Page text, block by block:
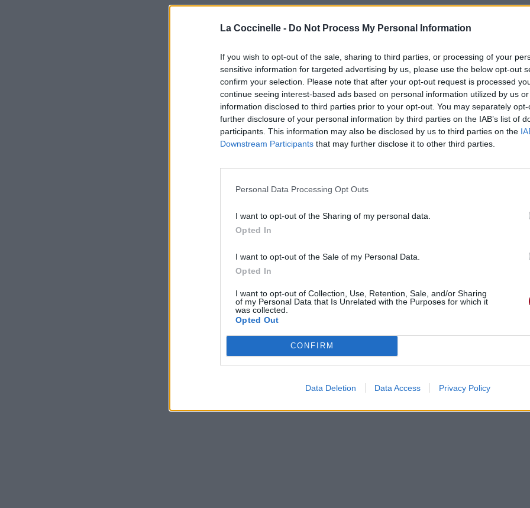
La Coccinelle - Do Not Process My Personal Information
If you wish to opt-out of the sale, sharing to third parties, or processing of your
sensitive information for targeted advertising by us, please use the below opt-out
confirm your selection. Please note that after your opt-out request is processed
continue seeing interest-based ads based on personal information utilized by us
information disclosed to third parties prior to your opt-out. You may separately
further disclosure of your personal information by third parties on the IAB’s list of
participants. This information may also be disclosed by us to third parties on the
Downstream Participants that may further disclose it to other third parties.
Personal Data Processing Opt Outs
I want to opt-out of the Sharing of my personal data.
Opted In
I want to opt-out of the Sale of my Personal Data.
Opted In
I want to opt-out of Collection, Use, Retention, Sale, and/or Sharing
of my Personal Data that Is Unrelated with the Purposes for which it
was collected.
Opted Out
CONFIRM
Data Deletion Data Access Privacy Policy